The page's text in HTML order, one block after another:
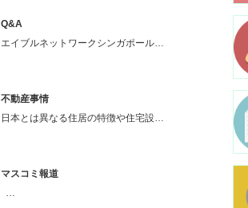
Q&A
エイブルネットワークシンガポール…
不動産事情
日本とは異なる住居の特徴や住宅設…
マスコミ報道
…